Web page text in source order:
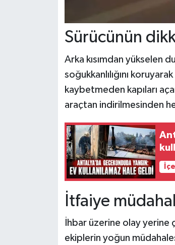
Sürücünün
Arka kısımdan yükselen
soğukkanlılığını
kaybetmeden kapıları
araçtan indirilmesinden
İtfaiye
İhbar üzerine olay
ekiplerin yoğun